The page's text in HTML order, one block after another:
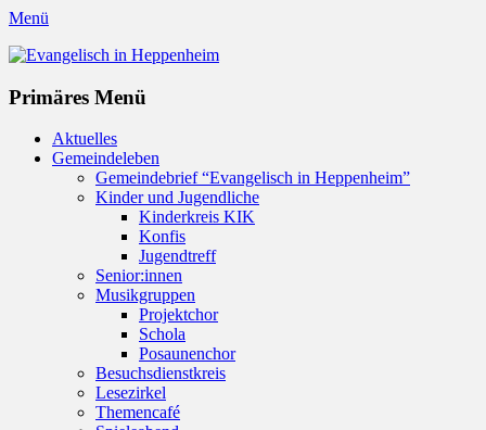
Menü
Evangelisch in Heppenheim
Primäres Menü
Zum
Inhalt
Aktuelles
Gemeindeleben
Gemeindebrief “Evangelisch in Heppenheim”
Kinder und Jugendliche
Kinderkreis KIK
Konfis
Jugendtreff
Senior:innen
Musikgruppen
Projektchor
Schola
Posaunenchor
Besuchsdienstkreis
Lesezirkel
Themencafé